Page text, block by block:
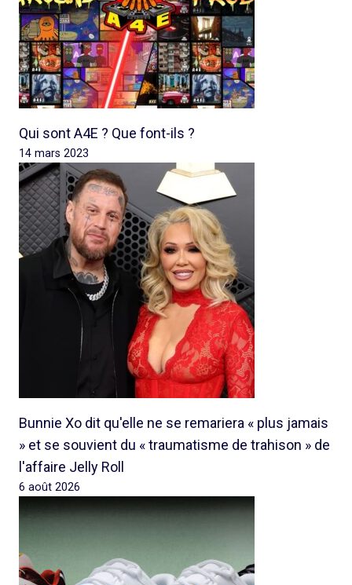
Qui sont A4E ? Que font-ils ?
14 mars 2023
Bunnie Xo dit qu'elle ne se remariera « plus jamais
» et se souvient du « traumatisme de trahison » de
l'affaire Jelly Roll
6 août 2026